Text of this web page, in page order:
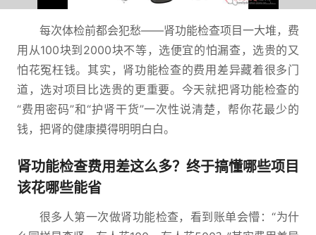
每次体检前都会犯愁——肾功能检查项目一大堆，费
用从100块到2000块不等，选便宜的怕漏查，选贵的又
怕花冤枉钱。其实，肾功能检查的费用差异藏着很多门
道，选对项目比选贵的更重要。今天就把肾功能检查的
“费用密码”和“护肾干货”一次性说清楚，帮你花最少的
钱，把肾的健康摸得明明白白。
肾功能检查费用差这么多？终于搞懂哪些项目
该花哪些能省
很多人第一次做肾功能检查，看到账单会懵：“为什